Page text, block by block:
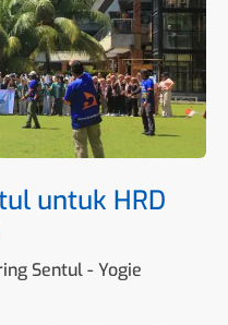
untuk HRD
Sentul-Yogie